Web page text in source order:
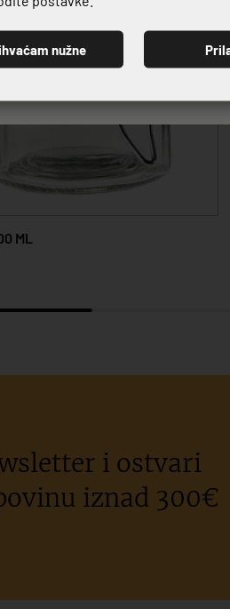
ML
i ostvari
iznad 300€
nužne